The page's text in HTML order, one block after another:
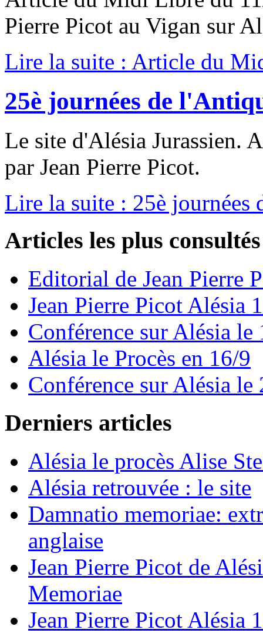
Pierre Picot au Vigan sur
Lire la suite : Article du
25è journées de
Le site d'Alésia Jurassien.
par Jean Pierre Picot.
Lire la suite : 25è
Articles les plus consultés
Editorial de Jean Pierre
Jean Pierre Picot Alésia
Conférence sur Alésia le
Alésia le Procès en 16/9
Conférence sur Alésia le
Derniers articles
Alésia le procès Alise
Alésia retrouvée : le site
Damnatio memoriae:
anglaise
Jean Pierre Picot de
Memoriae
Jean Pierre Picot Alésia